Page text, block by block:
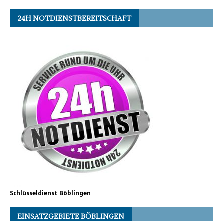
24H NOTDIENSTBEREITSCHAFT
Schlüsseldienst Böblingen
EINSATZGEBIETE BÖBLINGEN